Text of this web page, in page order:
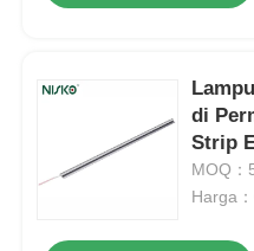
di
Strip
MOQ：
Harga